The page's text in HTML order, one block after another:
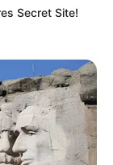
Secret Site!